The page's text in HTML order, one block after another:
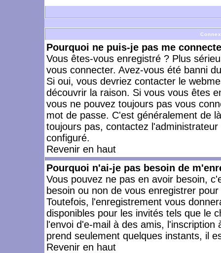
Pourquoi ne puis-je pas me
Vous êtes-vous enregistré ? Plus
vous connecter. Avez-vous été banni
Si oui, vous devriez contacter le
découvrir la raison. Si vous vous êtes
vous ne pouvez toujours pas vous
mot de passe. C'est généralement de
toujours pas, contactez
configuré.
Revenir en haut
Pourquoi n'ai-je pas besoin de
Vous pouvez ne pas en avoir besoin,
besoin ou non de vous enregistrer
Toutefois, l'enregistrement vous
disponibles pour les invités tels que le
l'envoi d'e-mail à des amis,
prend seulement quelques instants, il
Revenir en haut